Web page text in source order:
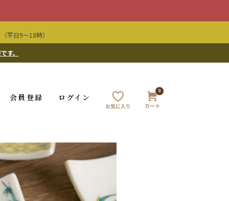
平日9〜18時）
す。
会員登録 ログイン
0